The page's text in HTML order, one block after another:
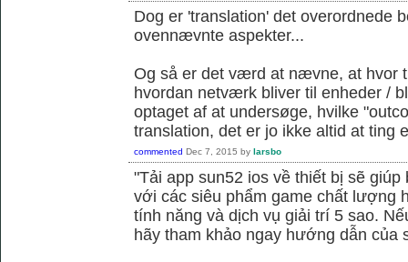
Dog er 'translation' det overordnede
ovennævnte aspekter...
Og så er det værd at nævne, at hvor
hvordan netværk bliver til enheder /
optaget af at undersøge, hvilke
translation, det er jo ikke altid at ting
commented Dec 7, 2015 by larsbo
"Tải app sun52 ios về thiết bị sẽ
với các siêu phẩm game chất lượng
tính năng và dịch vụ giải trí 5 sao.
hãy tham khảo ngay hướng dẫn của